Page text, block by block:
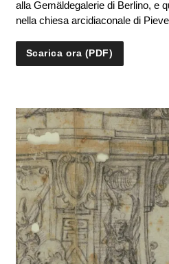
alla Gemäldegalerie di Berlino, e
nella chiesa arcidiaconale di
Scarica ora (PDF)